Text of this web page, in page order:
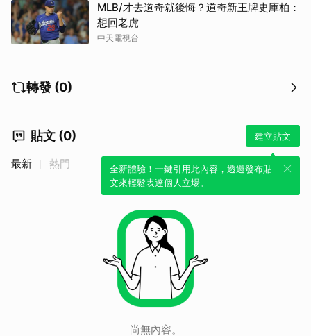
MLB/才去道奇就後悔？道奇新王牌史庫柏：
想回老虎
中天電視台
轉發 (0)
貼文 (0) 建立貼文
全新體驗！一鍵引用此內容，透過發布貼
文來輕鬆表達個人立場。
最新 熱門
尚無內容。